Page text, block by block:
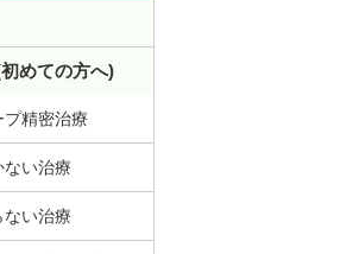
めての方へ)
精密治療
ない治療
ない治療